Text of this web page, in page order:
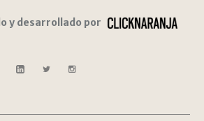
y desarrollado por